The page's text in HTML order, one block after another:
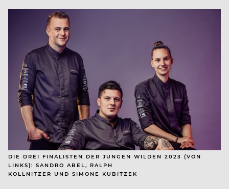
DIE DREI FINALISTEN DER JUNGEN WILDEN 2023 (VON
LINKS): SANDRO ABEL, RALPH
KOLLNITZER UND SIMONE KUBITZEK